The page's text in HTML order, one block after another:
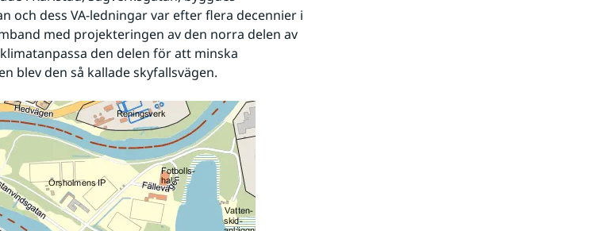
och dess VA-ledningar var efter flera decennier i
med projekteringen av den norra delen av
den delen för att minska
blev den så kallade skyfallsvägen.